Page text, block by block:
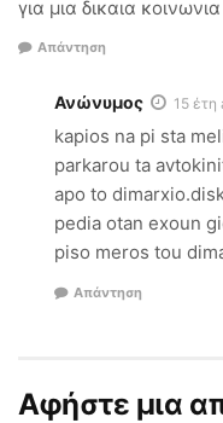
για μια δικαια κοινωνια
Απάντηση
Ανώνυμος 15 έτη
kapios na pi sta
parkarou ta
apo to
pedia otan exoun
piso meros tou
Απάντηση
Αφήστε μια